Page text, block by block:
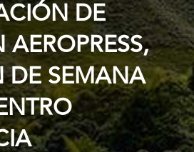
DE
DE SEMANA